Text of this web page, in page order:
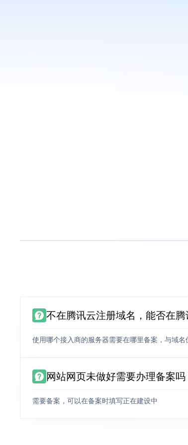
不在腾讯云注册域名，能否在腾
使用哪个接入商的服务器需要在哪里备案，与域名
网站网页未做好需要办理备案吗
需要备案，可以在备案时填写正在建设中